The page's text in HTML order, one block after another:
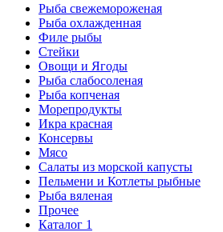
Рыба свежемороженая
Рыба охлажденная
Филе рыбы
Стейки
Овощи и Ягоды
Рыба слабосоленая
Рыба копченая
Морепродукты
Икра красная
Консервы
Мясо
Салаты из морской капусты
Пельмени и Котлеты рыбные
Рыба вяленая
Прочее
Каталог 1